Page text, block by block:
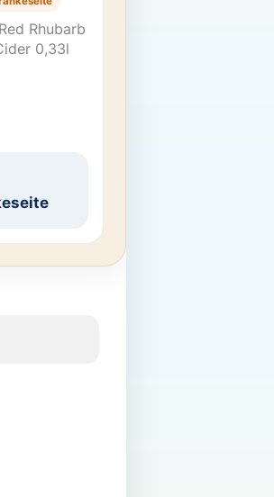
Rhubarb
0,33l